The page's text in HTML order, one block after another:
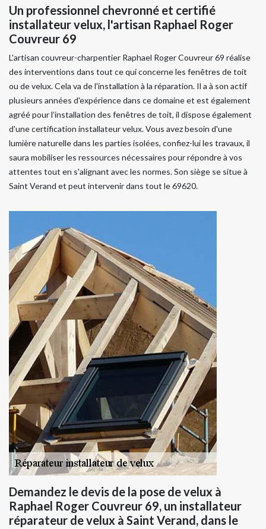
Un professionnel chevronné et certifié
installateur velux, l'artisan Raphael Roger
Couvreur 69
L'artisan couvreur-charpentier Raphael Roger Couvreur 69 réalise
des interventions dans tout ce qui concerne les fenêtres de toit
ou de velux. Cela va de l'installation à la réparation. Il a à son actif
plusieurs années d'expérience dans ce domaine et est également
agréé pour l’installation des fenêtres de toit, il dispose également
d'une certification installateur velux. Vous avez besoin d'une
lumière naturelle dans les parties isolées, confiez-lui les travaux, il
saura mobiliser les ressources nécessaires pour répondre à vos
attentes tout en s'alignant avec les normes. Son siège se situe à
Saint Verand et peut intervenir dans tout le 69620.
Demandez le devis de la pose de velux à
Raphael Roger Couvreur 69, un installateur
réparateur de velux à Saint Verand, dans le